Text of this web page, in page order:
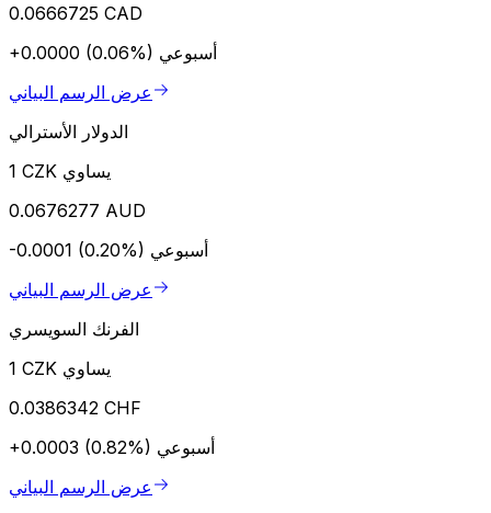
0.0666725 CAD
+0.0000 (0.06%) أسبوعي
عرض الرسم البياني
الدولار الأسترالي
1 CZK يساوي
0.0676277 AUD
-0.0001 (0.20%) أسبوعي
عرض الرسم البياني
الفرنك السويسري
1 CZK يساوي
0.0386342 CHF
+0.0003 (0.82%) أسبوعي
عرض الرسم البياني